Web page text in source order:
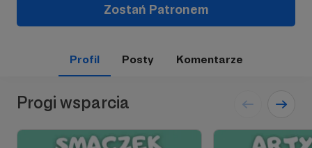
Zostań Patronem
Profil Posty Komentarze
Progi wsparcia